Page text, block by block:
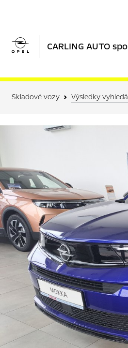
 CARLING AUTO
Skladové vozy Výsledky